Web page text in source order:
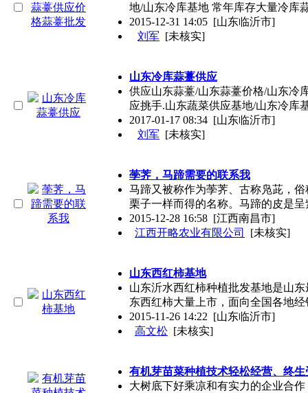
地/山东冷库基地 常年库存大量冷库
2015-12-31 14:05 [山东临沂市]
刘军 [未核实]
山东冷库蒜薹供应
供应山东蒜薹/山东蒜薹价格/山东冷
应挑手.山东蔬菜供应基地/山东冷库
2017-01-17 08:34 [山东临沂市]
刘军 [未核实]
荸荠，马蹄需要的联系我
马蹄又被称作为荸荠、古称凫茈，
栗子一样而得的名称。马蹄的皮是呈
2015-12-28 16:58 [江西南昌市]
江西开略农业有限公司
[未核实]
山东西红柿基地
山东沂水西红柿种植批发基地是山
东西红柿大量上市，面向全国各地经
2015-11-26 14:22 [山东临沂市]
高文松 [未核实]
有机芽苗菜种植技术轻松经营、终生
大树底下好乘凉和有实力的企业合